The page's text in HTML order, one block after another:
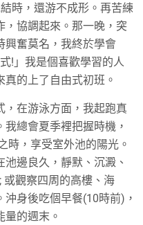
時，還游不成形。再苦練
協調起來。那一晚， 突
興奮莫名，我終於學會
!」我是個喜歡學習的人
真的上了自由式初班。
，在游泳方面，我起跑真
總會夏季裡把握時機，
時，享受室外池的陽光。
邊良久，靜默、沉澱、
或觀察四周的高樓、海
身後吃個早餐(10時前)，
的週末。